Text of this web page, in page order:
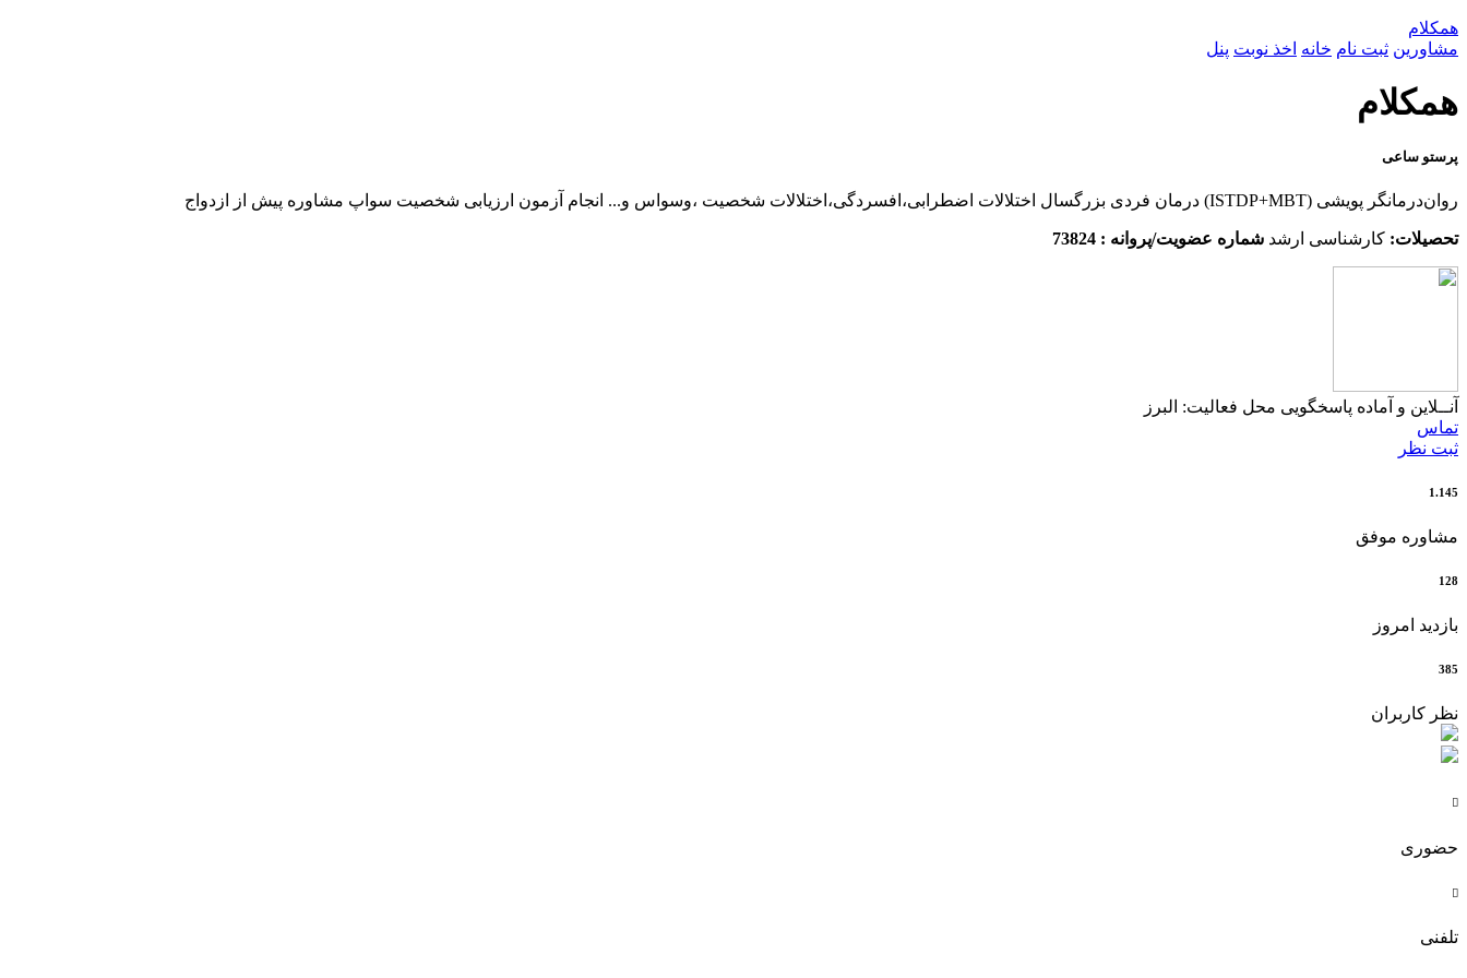
همکلام
مشاورین ثبت نام خانه اخذ نوبت پنل
همکلام
پرستو ساعی
روان‌درمانگر پویشی (ISTDP+MBT) درمان فردی بزرگسال اختلالات اضطرابی،افسردگی،اختلالات شخصیت ،وسواس و... انجام آزمون ارزیابی شخصیت سواپ مشاوره پیش از ازدواج
تحصیلات: کارشناسی ارشد شماره عضویت/پروانه : 73824
آنــلاین و آماده پاسخگویی محل فعالیت: البرز
تماس
ثبت نظر
1.145
مشاوره موفق
128
بازدید امروز
385
نظر کاربران

حضوری

تلفنی